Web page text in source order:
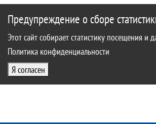
Предупреждение о сборе
Этот сайт собирает статистику посещения и
Политика конфиденциальности
Я согласен